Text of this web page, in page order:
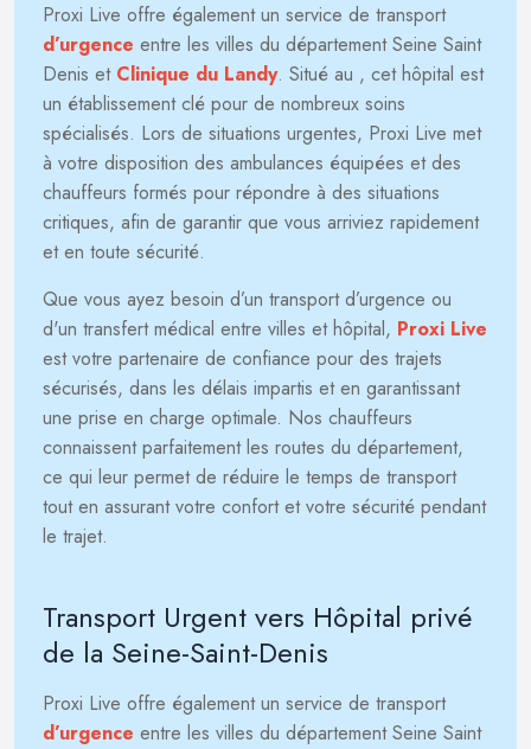
Proxi Live offre également un service de transport
d’urgence entre les villes du département Seine Saint
Denis et Clinique du Landy. Situé au , cet hôpital est
un établissement clé pour de nombreux soins
spécialisés. Lors de situations urgentes, Proxi Live met
à votre disposition des ambulances équipées et des
chauffeurs formés pour répondre à des situations
critiques, afin de garantir que vous arriviez rapidement
et en toute sécurité.
Que vous ayez besoin d’un transport d’urgence ou
d'un transfert médical entre villes et hôpital, Proxi Live
est votre partenaire de confiance pour des trajets
sécurisés, dans les délais impartis et en garantissant
une prise en charge optimale. Nos chauffeurs
connaissent parfaitement les routes du département,
ce qui leur permet de réduire le temps de transport
tout en assurant votre confort et votre sécurité pendant
le trajet.
Transport Urgent vers Hôpital privé
de la Seine-Saint-Denis
Proxi Live offre également un service de transport
d’urgence entre les villes du département Seine Saint